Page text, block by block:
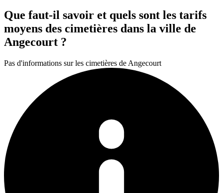
Que faut-il savoir et quels sont les tarifs
moyens des cimetières dans la ville de
Angecourt ?
Pas d'informations sur les cimetières de Angecourt